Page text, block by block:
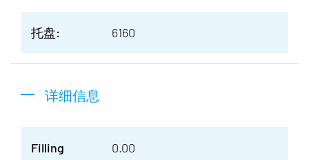
托盘: 6160
详细信息
Filling
0.00